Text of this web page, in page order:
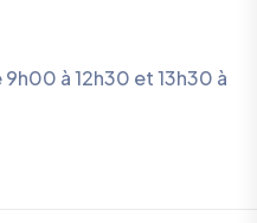
9h00 à 12h30 et 13h30 à